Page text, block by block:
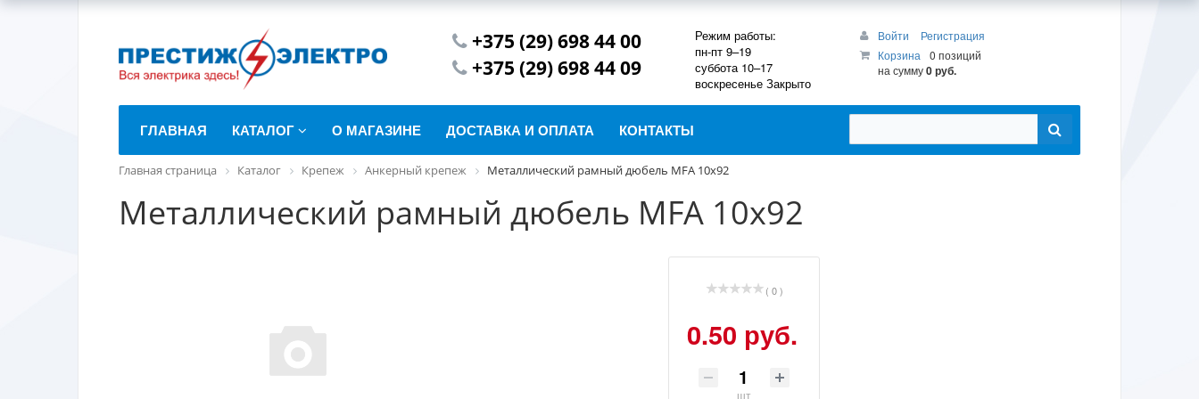
+375 (29) 698 44 00
+375 (29) 698 44 09
Режим работы:
пн-пт 9–19
суббота 10–17
воскресенье Закрыто
Войти
Регистрация
Корзина
0 позиций
на сумму0 руб.
ГЛАВНАЯ КАТАЛОГ О МАГАЗИНЕ ДОСТАВКА И ОПЛАТА КОНТАКТЫ
Главная страница Каталог Крепеж Анкерный крепеж Металлический рамный дюбель MFA 10х92
Металлический рамный дюбель MFA 10х92
( 0 )
0.50 руб.
шт